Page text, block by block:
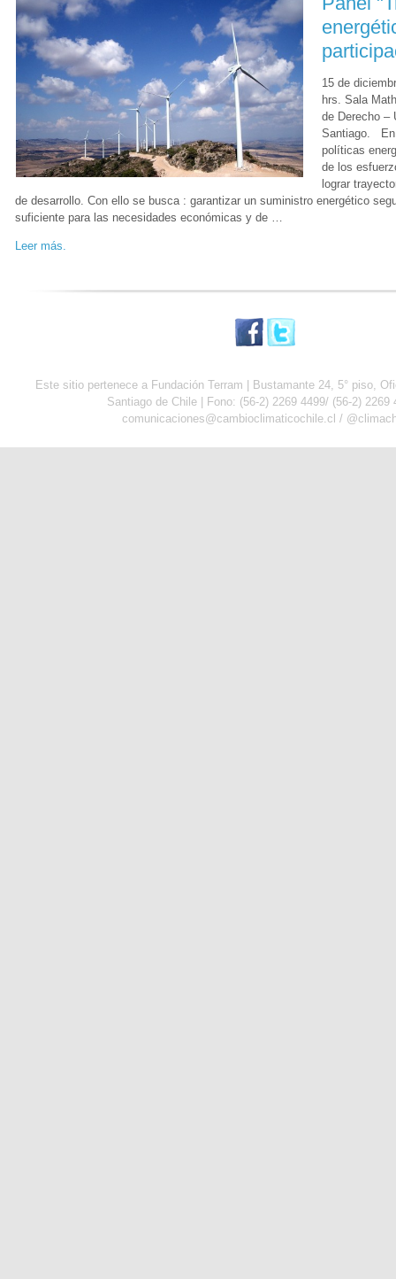
15 de
hrs. Sala
de Derecho –
Santiago. En
políticas
de los
lograr
de desarrollo. Con ello se busca : garantizar un suministro energético
suficiente para las necesidades económicas y de …
Leer más.
Este sitio pertenece a Fundación Terram | Bustamante 24, 5° piso,
Santiago de Chile | Fono: (56-2) 2269 4499/ (56-2) 2269
comunicaciones@cambioclimaticochile.cl /